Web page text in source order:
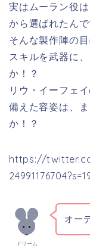
実はムーラン役
から選ばれたんで
そんな製作陣の
スキルを武器に
か！？
リウ・イーフェ
備えた容姿は、
か！？
https://
ドリーム
オー